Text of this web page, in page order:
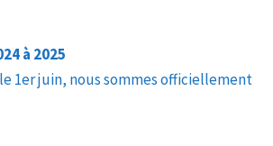
à 2025
1er juin, nous sommes officiellement